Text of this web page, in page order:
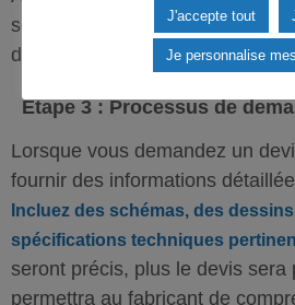
solide réputation avec des
dans des projets similaires au
Etape 3 : Processus de
Lorsque vous demandez un
fournir des informations
Incluez des schémas, des
spécifications techniques
seront précis, plus le devis sera
permettra au fabricant de
J'accepte tout
Je personnalise